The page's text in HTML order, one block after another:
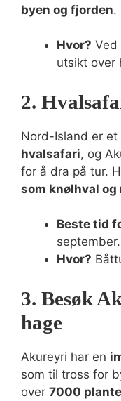
byen og fjorden.
Hvor? Ved
utsikt over
2.
Nord-Island er
hvalsafari, og
for å dra på tur.
som knølhval og
Beste tid
september.
Hvor?
3. Besøk
hage
Akureyri har en
som til tross for
over 7000